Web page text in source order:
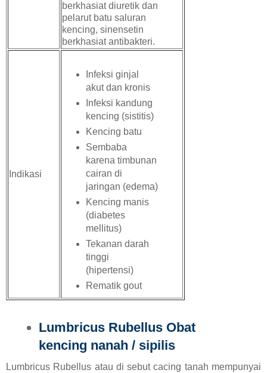
berkhasiat diuretik dan
pelarut batu saluran
kencing, sinensetin
berkhasiat antibakteri.
Indikasi
Infeksi ginjal
akut dan kronis
Infeksi kandung
kencing (sistitis)
Kencing batu
Sembaba
karena timbunan
cairan di
jaringan (edema)
Kencing manis
(diabetes
mellitus)
Tekanan darah
tinggi
(hipertensi)
Rematik gout
Lumbricus Rubellus Obat
kencing nanah / sipilis
Lumbricus Rubellus atau di sebut cacing tanah mempunyai